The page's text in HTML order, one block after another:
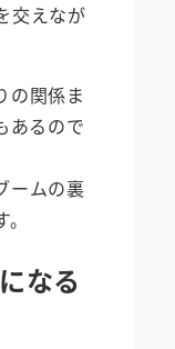
交えなが
の関係ま
あるので
ームの裏
なる